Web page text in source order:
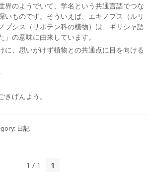
界のようでいて、学名という共通言語でつな
いものです。そういえば、エキノプス（ルリ
プシス（サボテン科の植物）は、ギリシャ語
の意味に由来しています。
に、思いがけず植物との共通点に目を向ける
げんよう。
日記
1 / 1 1